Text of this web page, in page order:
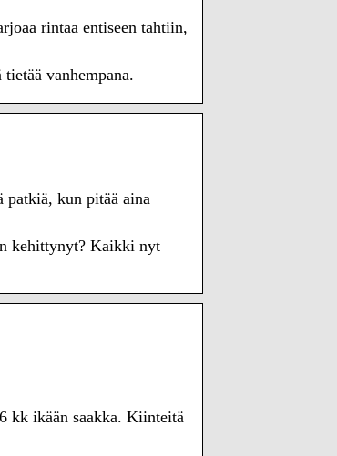
rintaa entiseen tahtiin,
vanhempana.
kun pitää aina
kehittynyt? Kaikki nyt
kk ikään saakka. Kiinteitä